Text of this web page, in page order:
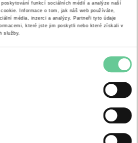
poskytování funkcí sociálních médií a analýze naší
Informace o tom, jak náš web používáte,
média, inzerci a analýzy. Partneři tyto údaje
které jste jim poskytli nebo které získali v
služby.